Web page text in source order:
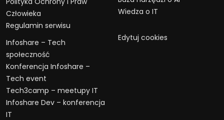
Człowieka
Regulamin serwisu
Infoshare – Tech
społeczność
Konferencja Infoshare –
Tech event
Tech3camp – meetupy IT
Infoshare Dev – konferencja
IT
Wiedza o IT
Edytuj cookies